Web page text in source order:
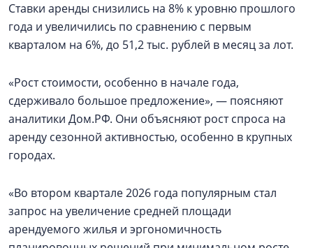
Ставки аренды снизились на 8% к уровню прошлого
года и увеличились по сравнению с первым
кварталом на 6%, до 51,2 тыс. рублей в месяц за лот.
«Рост стоимости, особенно в начале года,
сдерживало большое предложение», — поясняют
аналитики Дом.РФ. Они объясняют рост спроса на
аренду сезонной активностью, особенно в крупных
городах.
«Во втором квартале 2026 года популярным стал
запрос на увеличение средней площади
арендуемого жилья и эргономичность